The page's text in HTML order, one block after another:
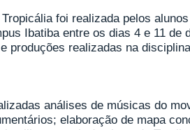
foi realizada pelos
Ibatiba entre os dias 4 e 11 de
produções realizadas na
análises de músicas do
elaboração de mapa